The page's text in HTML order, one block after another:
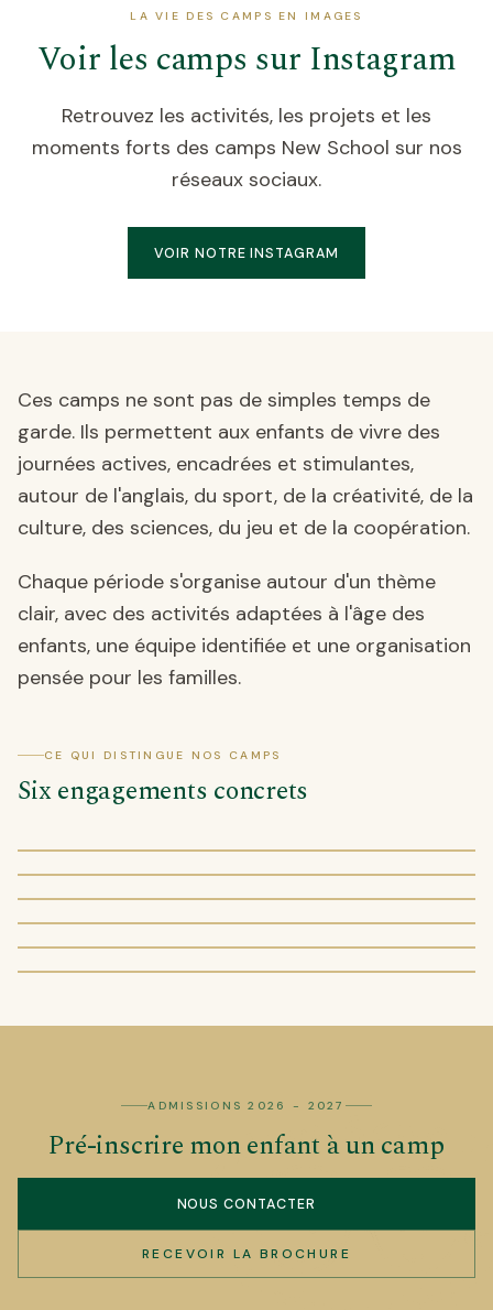
LA VIE DES CAMPS EN IMAGES
Voir les camps sur Instagram
Retrouvez les activités, les projets et les
moments forts des camps New School sur nos
réseaux sociaux.
VOIR NOTRE INSTAGRAM
Ces camps ne sont pas de simples temps de
garde. Ils permettent aux enfants de vivre des
journées actives, encadrées et stimulantes,
autour de l'anglais, du sport, de la créativité, de la
culture, des sciences, du jeu et de la coopération.
Chaque période s'organise autour d'un thème
clair, avec des activités adaptées à l'âge des
enfants, une équipe identifiée et une organisation
pensée pour les familles.
CE QUI DISTINGUE NOS CAMPS
Six engagements concrets
01
02
Sport, créativité, culture, sciences et jeux
03
Des repères simples pour profiter pleinement
04
Repas et pauses adaptés à la journée
05
Une amplitude pensée pour les parents
06
Des adultes référents et responsables
ADMISSIONS 2026 - 2027
Pré-inscrire mon enfant à un camp
NOUS CONTACTER
RECEVOIR LA BROCHURE